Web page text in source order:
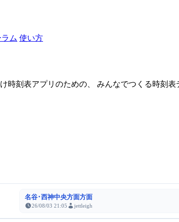
ム 使い方
時刻表アプリのための、 みんなでつくる時刻表
名谷･西神中央方面方面
26/08/03 21:05 jettleigh